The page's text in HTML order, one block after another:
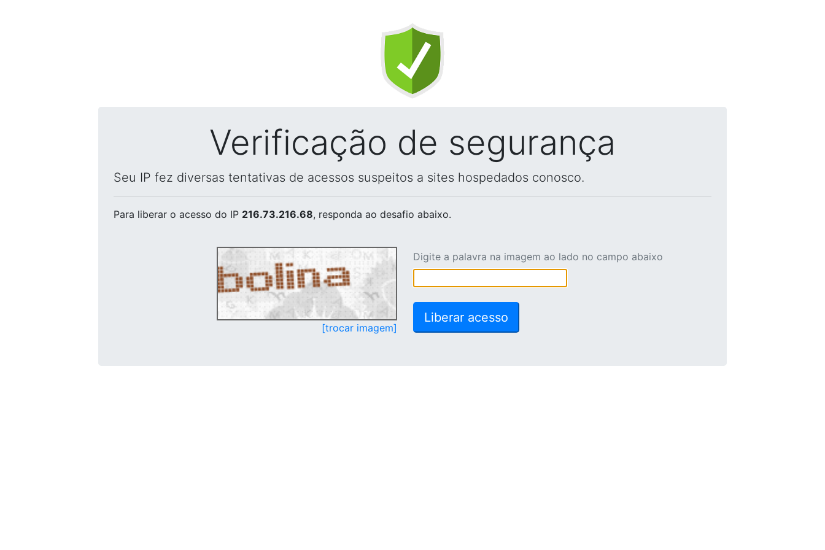
Verificação de segurança
Seu IP fez diversas tentativas de acessos suspeitos a sites hospedados conosco.
Para liberar o acesso do IP 216.73.216.68, responda ao desafio abaixo.
[trocar imagem]
Digite a palavra na imagem ao lado no campo abaixo